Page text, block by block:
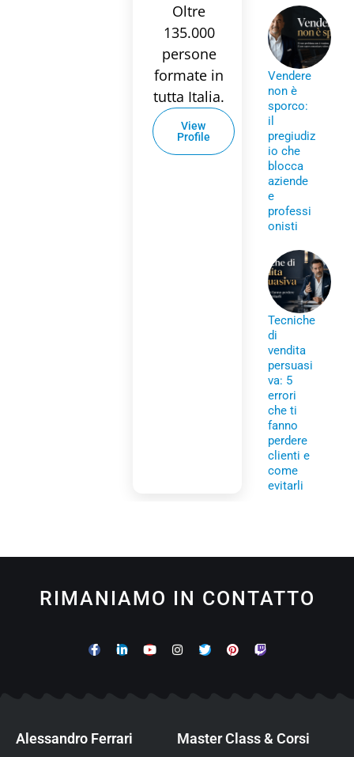
Oltre
135.000
persone
formate in
tutta Italia.
View
Profile
Vendere
non è
sporco:
il
pregiudiz
io che
blocca
aziende
e
professi
onisti
Tecniche
di
vendita
persuasi
va: 5
errori
che ti
fanno
perdere
clienti e
come
evitarli
RIMANIAMO IN CONTATTO
Alessandro Ferrari Master Class & Corsi